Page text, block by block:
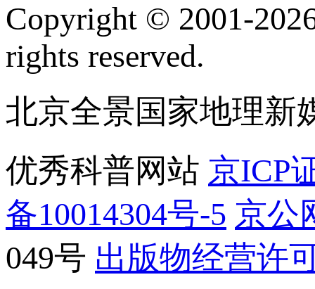
Copyright © 2001-
rights reserved.
北京全景国家地理新
优秀科普网站 京ICP
备10014304号-5 京公
049号 出版物经营许